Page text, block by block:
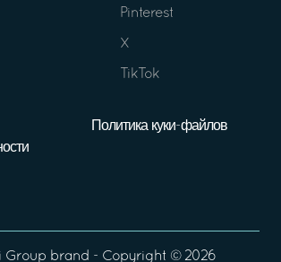
Pinterest
X
TikTok
Политика куки-файлов
Group brand - Copyright © 2026